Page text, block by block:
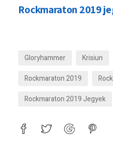
Rockmaraton 2019
Gloryhammer Krisiun
Rockmaraton 2019
Rockmaraton 2019 Jegyek